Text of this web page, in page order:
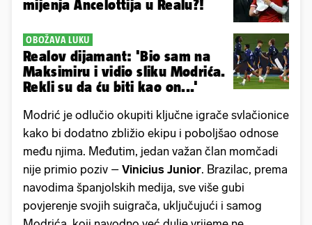
mijenja Ancelottija u Realu?!
OBOŽAVA LUKU
Realov dijamant: 'Bio sam na
Maksimiru i vidio sliku Modrića.
Rekli su da ću biti kao on...'
Modrić je odlučio okupiti ključne igrače svlačionice
kako bi dodatno zbližio ekipu i poboljšao odnose
među njima. Međutim, jedan važan član momčadi
nije primio poziv – Vinicius Junior. Brazilac, prema
navodima španjolskih medija, sve više gubi
povjerenje svojih suigrača, uključujući i samog